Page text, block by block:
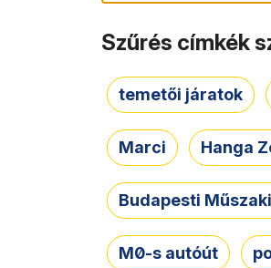
Szűrés címkék
temetői járatok
Marci Hanga
Budapesti
M0-s autóút